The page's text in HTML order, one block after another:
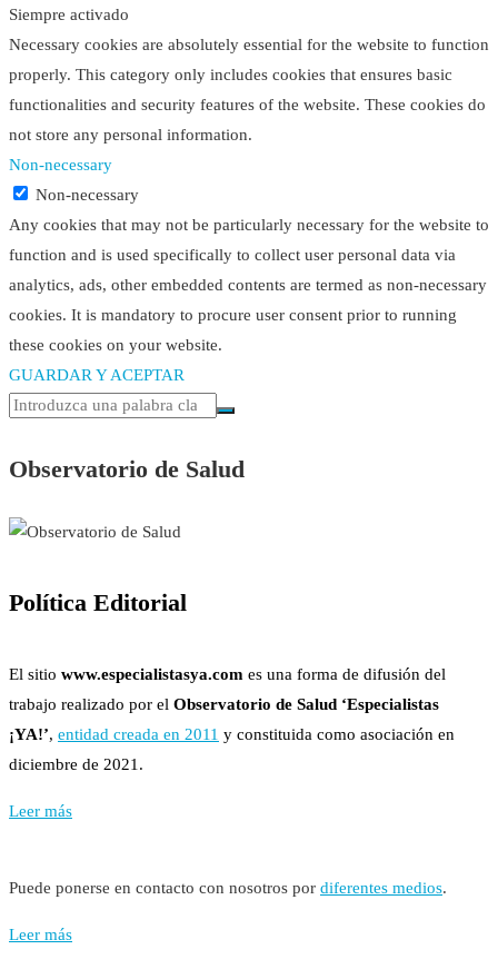
Siempre activado
Necessary cookies are absolutely essential for the website to function
properly. This category only includes cookies that ensures basic
functionalities and security features of the website. These cookies do
not store any personal information.
Non-necessary
Non-necessary
Any cookies that may not be particularly necessary for the website to
function and is used specifically to collect user personal data via
analytics, ads, other embedded contents are termed as non-necessary
cookies. It is mandatory to procure user consent prior to running
these cookies on your website.
GUARDAR Y ACEPTAR
Observatorio de Salud
Política Editorial
El sitio www.especialistasya.com es una forma de difusión del
trabajo realizado por el Observatorio de Salud ‘Especialistas
¡YA!’, entidad creada en 2011 y constituida como asociación en
diciembre de 2021.
Leer más
Puede ponerse en contacto con nosotros por diferentes medios.
Leer más